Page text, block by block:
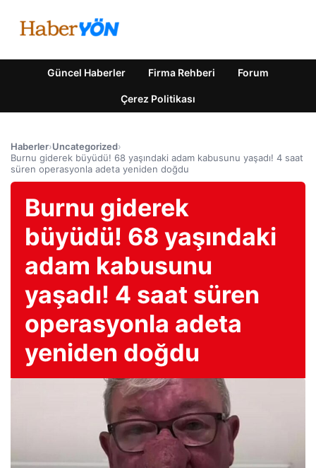
Güncel Haberler Firma Rehberi Forum
Çerez Politikası
Haberler›Uncategorized›
Burnu giderek büyüdü! 68 yaşındaki adam kabusunu yaşadı! 4 saat
süren operasyonla adeta yeniden doğdu
Burnu giderek
büyüdü! 68 yaşındaki
adam kabusunu
yaşadı! 4 saat süren
operasyonla adeta
yeniden doğdu